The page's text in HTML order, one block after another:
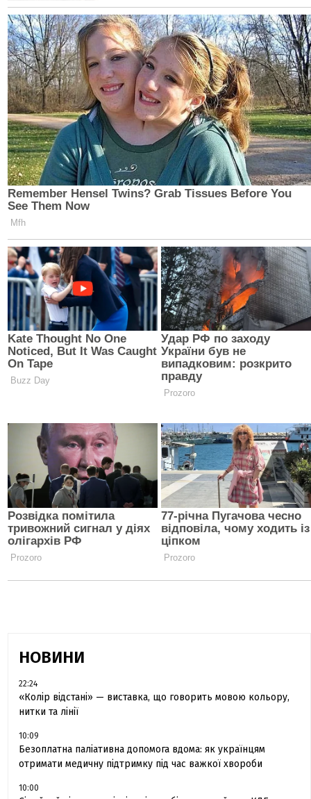
НОВИНИ
22:24
«Колір відстані» — виставка, що говорить мовою кольору,
нитки та лінії
10:09
Безоплатна паліативна допомога вдома: як українцям
отримати медичну підтримку під час важкої хвороби
10:00